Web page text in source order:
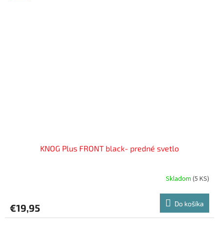
KNOG Plus FRONT black- predné svetlo
Skladom (5 KS)
€19,95 Do košíka